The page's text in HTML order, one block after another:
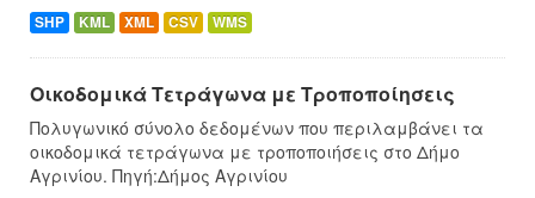
SHP KML XML CSV WMS
Οικοδομικά Τετράγωνα με Τροποποίησεις
Πολυγωνικό σύνολο δεδομένων που περιλαμβάνει τα
οικοδομικά τετράγωνα με τροποποιήσεις στο Δήμο
Αγρινίου. Πηγή:Δήμος Αγρινίου